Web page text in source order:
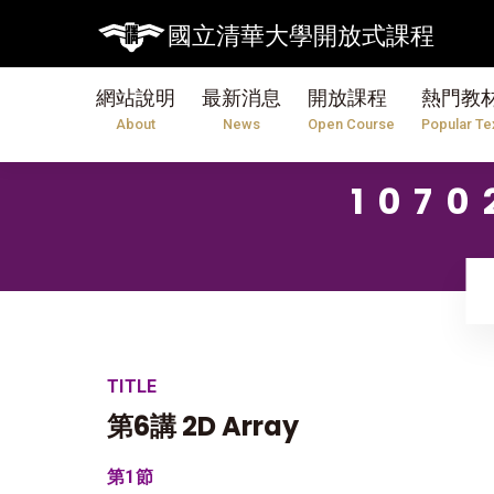
國立清華大學開放式課程
網站說明
About
最新消息
News
開放課程
Open Course
熱門教
Popular
TITLE
第6講 2D Array
第1節